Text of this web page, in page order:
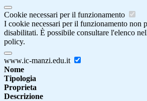
Cookie necessari per il funzionamento
I cookie necessari per il funzionamento non
disabilitati. È possibile consultare l'elenco
policy.
www.ic-manzi.edu.it
Nome
Tipologia
Proprieta
Descrizione